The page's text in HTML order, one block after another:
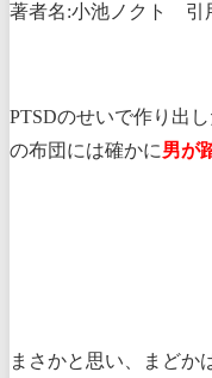
著者名:小池ノクト 引
PTSDのせいで作り出
の布団には確かに男が
まさかと思い、まどか